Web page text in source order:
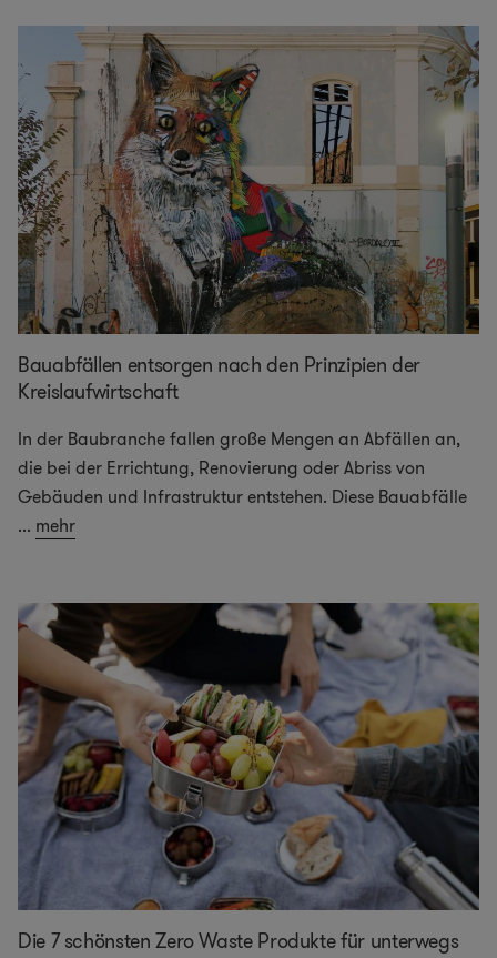
Bauabfällen entsorgen nach den Prinzipien der
Kreislaufwirtschaft
In der Baubranche fallen große Mengen an Abfällen an,
die bei der Errichtung, Renovierung oder Abriss von
Gebäuden und Infrastruktur entstehen. Diese Bauabfälle
... mehr
Die 7 schönsten Zero Waste Produkte für unterwegs